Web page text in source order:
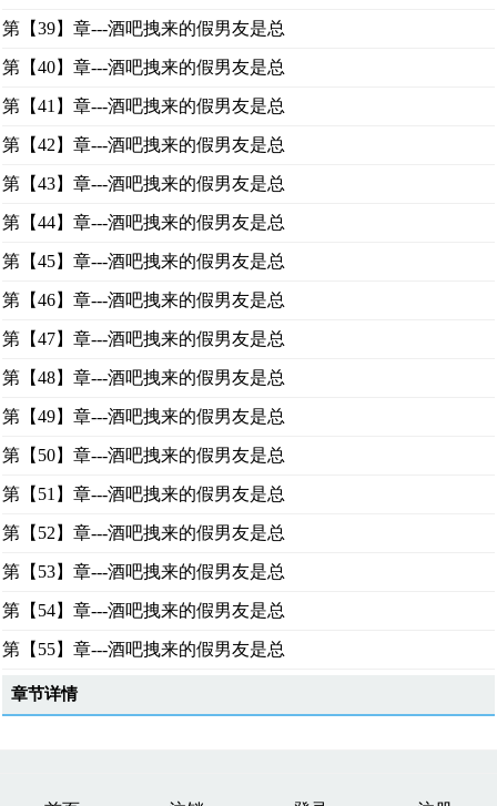
第【39】章---酒吧拽来的假男友是总
第【40】章---酒吧拽来的假男友是总
第【41】章---酒吧拽来的假男友是总
第【42】章---酒吧拽来的假男友是总
第【43】章---酒吧拽来的假男友是总
第【44】章---酒吧拽来的假男友是总
第【45】章---酒吧拽来的假男友是总
第【46】章---酒吧拽来的假男友是总
第【47】章---酒吧拽来的假男友是总
第【48】章---酒吧拽来的假男友是总
第【49】章---酒吧拽来的假男友是总
第【50】章---酒吧拽来的假男友是总
第【51】章---酒吧拽来的假男友是总
第【52】章---酒吧拽来的假男友是总
第【53】章---酒吧拽来的假男友是总
第【54】章---酒吧拽来的假男友是总
第【55】章---酒吧拽来的假男友是总
章节详情